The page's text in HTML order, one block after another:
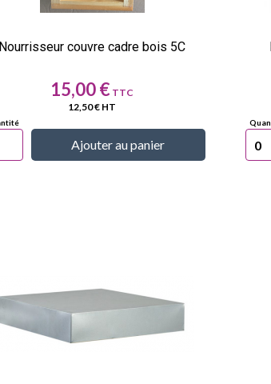
Nourrisseur couvre cadre bois 5C
Prix
15,00 €
12,50 € HT
Ajouter au panier